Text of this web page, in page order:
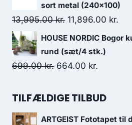
sort metal (240x100)
13,995.00kr. 11,896.00 kr.
HOUSE NORDIC Bogor
rund (sæt/4 stk.)
699.00kr. 664.00 kr.
TILFÆLDIGE TILBUD
ARTGEIST Fototapet til